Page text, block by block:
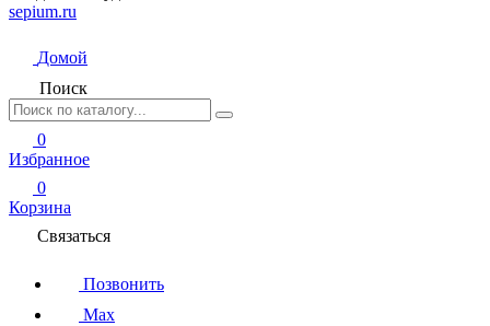
sepium.ru
Домой
Поиск
0
Избранное
0
Корзина
Связаться
Позвонить
Max